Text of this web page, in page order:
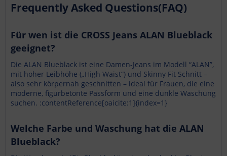
Frequently Asked Questions(FAQ)
Für wen ist die CROSS Jeans ALAN Blueblack
geeignet?
Die ALAN Blueblack ist eine Damen-Jeans im Modell “ALAN”,
mit hoher Leibhöhe („High Waist“) und Skinny Fit Schnitt –
also sehr körpernah geschnitten – ideal für Frauen, die eine
moderne, figurbetonte Passform und eine dunkle Waschung
suchen. :contentReference[oaicite:1]{index=1}
Welche Farbe und Waschung hat die ALAN
Blueblack?